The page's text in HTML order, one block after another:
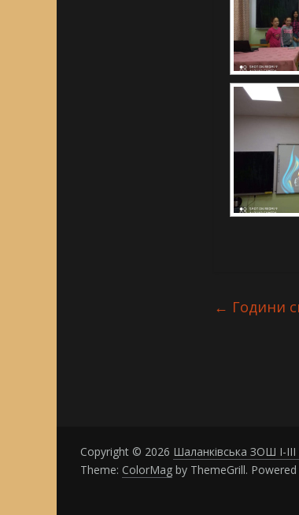
← Години
Copyright © 2026 Шаланківська ЗОШ І-ІІІ
Theme: ColorMag by ThemeGrill.